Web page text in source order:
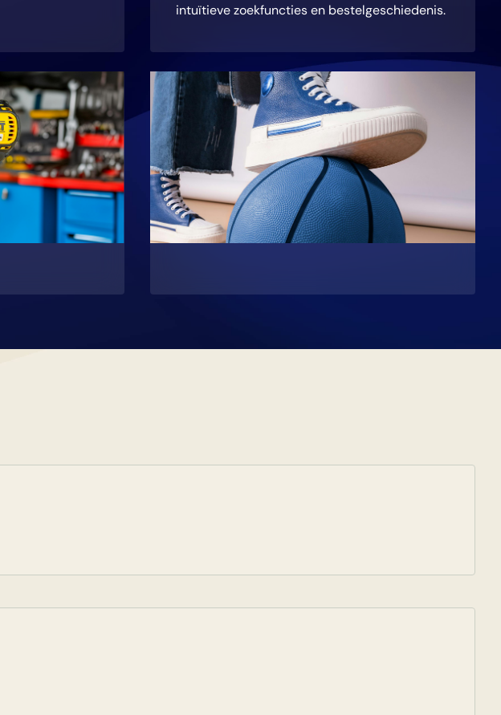
intuïtieve zoekfuncties en bestelgeschiedenis.